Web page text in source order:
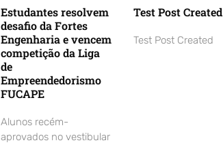
Estudantes resolvem
desafio da Fortes
Engenharia e vencem
competição da Liga
de
Empreendedorismo
FUCAPE
Alunos recém-
aprovados no vestibular
Test Post Created
Test Post Created